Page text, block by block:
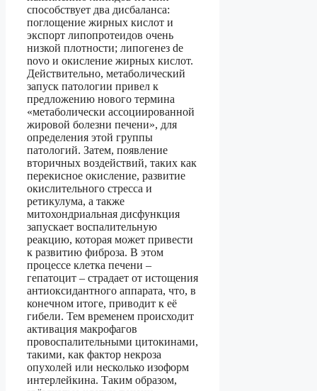
способствует два дисбаланса:
поглощение жирных кислот и
экспорт липопротеидов очень
низкой плотности; липогенез de
novo и окисление жирных кислот.
Действительно, метаболический
запуск патологии привел к
предложению нового термина
«метаболически ассоциированной
жировой болезни печени», для
определения этой группы
патологий. Затем, появление
вторичных воздействий, таких как
перекисное окисление, развитие
окислительного стресса и
ретикулума, а также
митохондриальная дисфункция
запускает воспалительную
реакцию, которая может привести
к развитию фиброза. В этом
процессе клетка печени –
гепатоцит – страдает от истощения
антиоксидантного аппарата, что, в
конечном итоге, приводит к её
гибели. Тем временем происходит
активация макрофагов
провоспалительными цитокинами,
такими, как фактор некроза
опухолей или несколько изоформ
интерлейкина. Таким образом,